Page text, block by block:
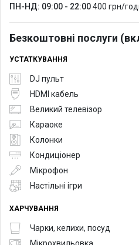
ПН-НД: 09:00 - 22:00400 грн/
Безкоштовні послуги
УСТАТКУВАННЯ
DJ пульт
HDMI кабель
Великий телевізор
Караоке
Колонки
Кондиціонер
Мікрофон
Настільні ігри
ХАРЧУВАННЯ
Чарки, келихи, посуд
Мікрохвильовка